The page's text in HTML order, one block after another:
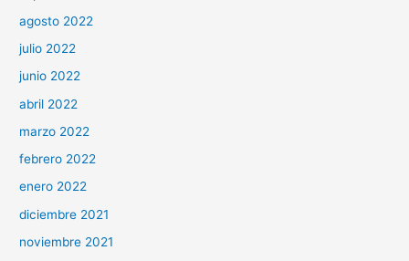
agosto 2022
julio 2022
junio 2022
abril 2022
marzo 2022
febrero 2022
enero 2022
diciembre 2021
noviembre 2021